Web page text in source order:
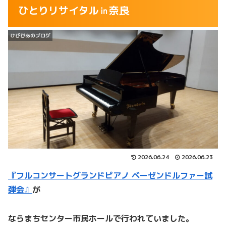
ひとりリサイタル㏌奈良
ひびぴあのブログ
2026.06.24 2026.06.23
『フルコンサートグランドピアノ ベーゼンドルファー試
弾会』 が
ならまちセンター市民ホールで行われていました。